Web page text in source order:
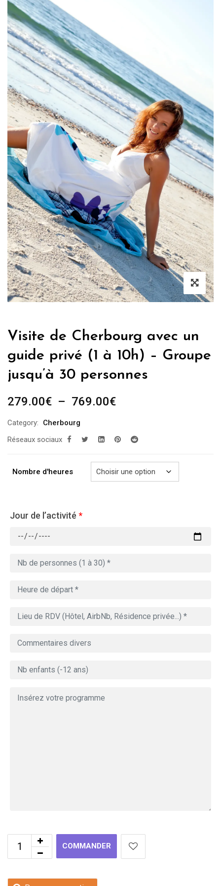
Visite de Cherbourg avec un
guide privé (1 à 10h) – Groupe
jusqu’à 30 personnes
279.00€ – 769.00€Plage
279.00€
769.00€
Category:
Cherbourg
Réseaux sociaux
Nombre d'heures
Jour de l’activité *
COMMANDER